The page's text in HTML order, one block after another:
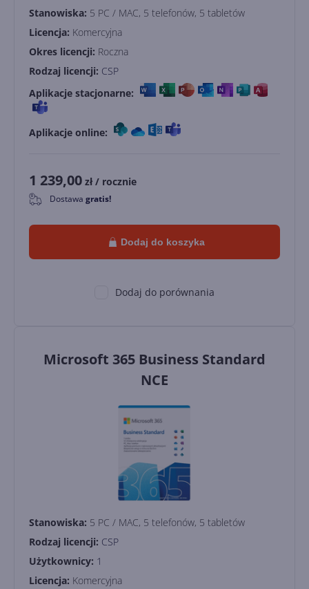
Stanowiska: 5 PC / MAC, 5 telefonów, 5 tabletów
Licencja: Komercyjna
Okres licencji: Roczna
Rodzaj licencji: CSP
Aplikacje stacjonarne:
Aplikacje online:
1 239,00 zł / rocznie
0 Dostawa gratis!
Dodaj do koszyka
Dodaj do porównania
Microsoft 365 Business Standard
NCE
Stanowiska: 5 PC / MAC, 5 telefonów, 5 tabletów
Rodzaj licencji: CSP
Użytkownicy: 1
Licencja: Komercyjna